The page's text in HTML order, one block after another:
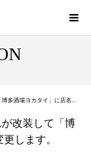
ヨカタイ」に店名変更します。
改装して「博
します。